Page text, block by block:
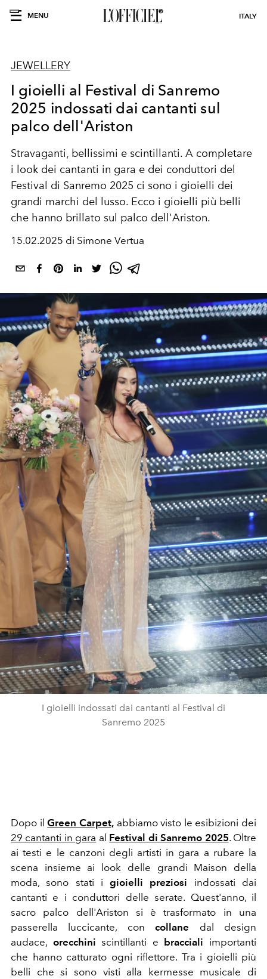
MENU ITALY
JEWELLERY
I gioielli al Festival di Sanremo
2025 indossati dai cantanti sul
palco dell'Ariston
Stravaganti, bellissimi e scintillanti. A completare
i look dei cantanti in gara e dei conduttori del
Festival di Sanremo 2025 ci sono i gioielli dei
grandi marchi del lusso. Ecco i gioielli più belli
che hanno brillato sul palco dell'Ariston.
15.02.2025 di Simone Vertua
I gioielli indossati dai cantanti al Festival di
Sanremo 2025
Dopo ilGreen Carpet,abbiamo visto le esibizioni dei
29 cantanti in gara al Festival di Sanremo 2025. Oltre
ai testi e le canzoni degli artisti in gara a rubare la
scena insieme ai look delle grandi Maison della
moda, sono stati igioielli preziosi indossati dai
cantanti e i conduttori delle serate. Quest'anno, il
sacro palco dell'Ariston si è trasformato in una
passerella luccicante, concollane dal design
audace, orecchini scintillanti e bracciali importanti
che hanno catturato ogni riflettore. Tra i gioielli più
belli che si sono visti alla kermesse musicale di